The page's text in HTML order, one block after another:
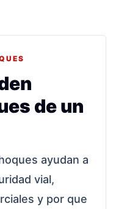
de un
ayudan a
vial,
y por que